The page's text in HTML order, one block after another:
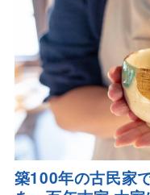
築100年の古民家